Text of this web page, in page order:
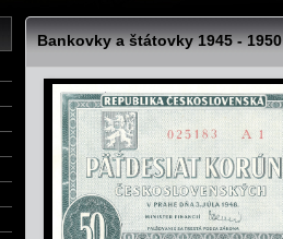
Bankovky a štátovky 1945 -